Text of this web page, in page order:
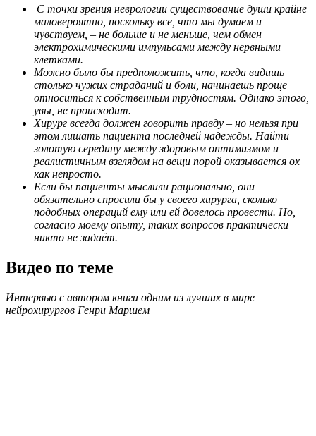
С точки зрения неврологии существование души крайне
маловероятно, поскольку все, что мы думаем и
чувствуем, – не больше и не меньше, чем обмен
электрохимическими импульсами между нервными
клетками.
Можно было бы предположить, что, когда видишь
столько чужих страданий и боли, начинаешь проще
относиться к собственным трудностям. Однако этого,
увы, не происходит.
Хирург всегда должен говорить правду – но нельзя при
этом лишать пациента последней надежды. Найти
золотую середину между здоровым оптимизмом и
реалистичным взглядом на вещи порой оказывается ох
как непросто.
Если бы пациенты мыслили рационально, они
обязательно спросили бы у своего хирурга, сколько
подобных операций ему или ей довелось провести. Но,
согласно моему опыту, таких вопросов практически
никто не задаёт.
Видео по теме
Интервью с автором книги одним из лучших в мире
нейрохирургов Генри Маршем